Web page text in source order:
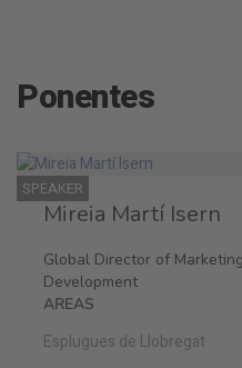
Ponentes
SPEAKER
Mireia Martí Isern
Global Director of
Development
AREAS
Esplugues de Llobregat